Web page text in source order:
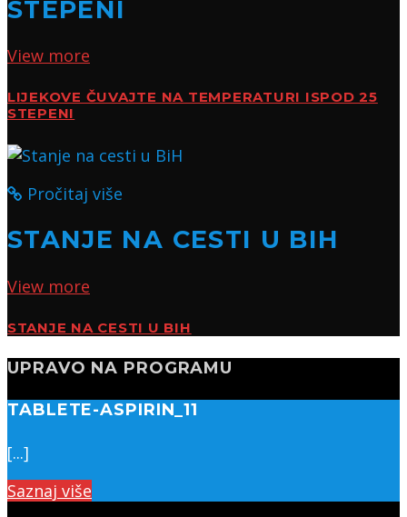
STEPENI
View more
LIJEKOVE ČUVAJTE NA TEMPERATURI ISPOD 25
STEPENI
Pročitaj više
STANJE NA CESTI U BIH
View more
STANJE NA CESTI U BIH
UPRAVO NA PROGRAMU
TABLETE-ASPIRIN_11
[...]
Saznaj više